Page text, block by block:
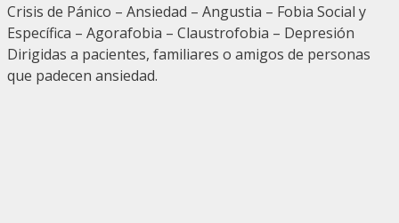
Crisis de Pánico – Ansiedad – Angustia – Fobia Social y
Específica – Agorafobia – Claustrofobia – Depresión
Dirigidas a pacientes, familiares o amigos de personas
que padecen ansiedad.